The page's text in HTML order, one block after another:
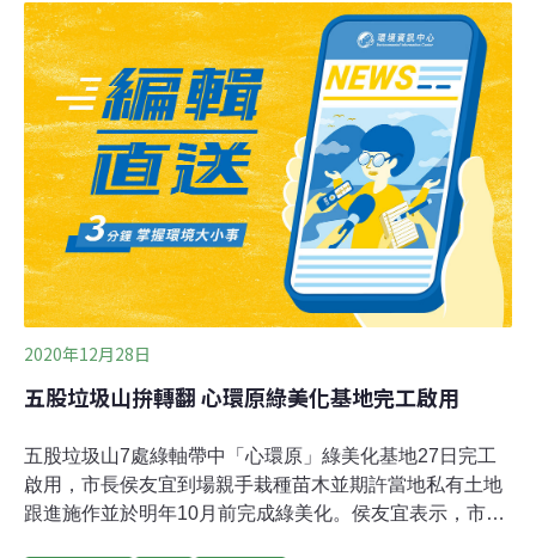
行建築物新建與環境改善，徹底解決昔日違章廠家林立情
形，提升環境品質。侯友宜視察的廠家位於中興路以北，
總計7間工廠，占地1.16公頃，去年底通過申請合法化後便
自主改建，打造中興產業園區，其中包括家具工廠、金屬
鋼架工廠及舞台展示工廠等。
2020年12月28日
五股垃圾山拚轉翻 心環原綠美化基地完工啟用
五股垃圾山7處綠軸帶中「心環原」綠美化基地27日完工
啟用，市長侯友宜到場親手栽種苗木並期許當地私有土地
跟進施作並於明年10月前完成綠美化。侯友宜表示，市府